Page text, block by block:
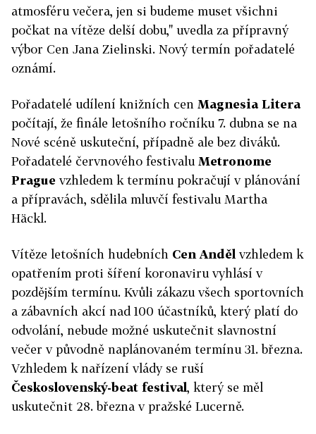
atmosféru večera, jen si budeme muset všichni
počkat na vítěze delší dobu," uvedla za přípravný
výbor Cen Jana Zielinski. Nový termín pořadatelé
oznámí.
Pořadatelé udílení knižních cen Magnesia Litera
počítají, že finále letošního ročníku 7. dubna se na
Nové scéně uskuteční, případně ale bez diváků.
Pořadatelé červnového festivalu Metronome
Prague vzhledem k termínu pokračují v plánování
a přípravách, sdělila mluvčí festivalu Martha
Häckl.
Vítěze letošních hudebních Cen Anděl vzhledem k
opatřením proti šíření koronaviru vyhlásí v
pozdějším termínu. Kvůli zákazu všech sportovních
a zábavních akcí nad 100 účastníků, který platí do
odvolání, nebude možné uskutečnit slavnostní
večer v původně naplánovaném termínu 31. března.
Vzhledem k nařízení vlády se ruší
Československý-beat festival, který se měl
uskutečnit 28. března v pražské Lucerně.